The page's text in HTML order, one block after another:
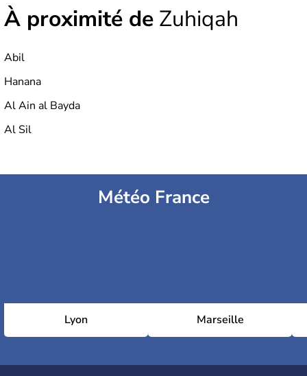
À proximité de Zuhiqah
Abil
Hanana
Al Ain al Bayda
Al Sil
Météo France
Lyon Marseille